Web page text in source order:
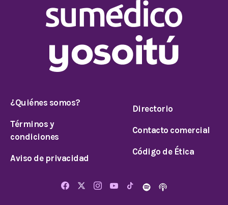
¿Quiénes somos?
Términos y
condiciones
Aviso de privacidad
Directorio
Contacto comercial
Código de Ética